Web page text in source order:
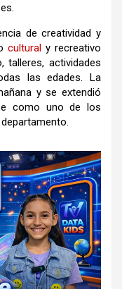
de creatividad y
cultural y recreativo
talleres, actividades
las edades. La
y se extendió
como uno de los